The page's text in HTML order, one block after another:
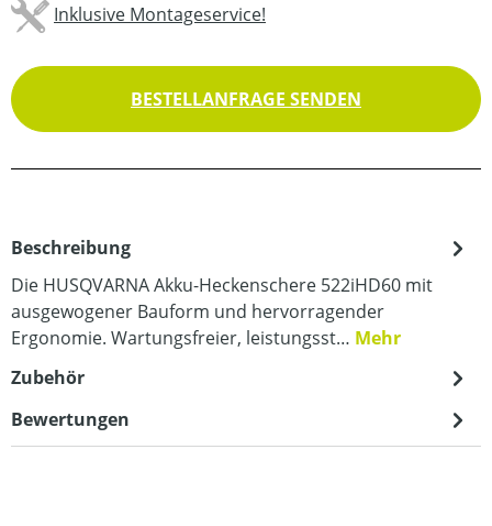
Inklusive Montageservice!
BESTELLANFRAGE SENDEN
Beschreibung
Die HUSQVARNA Akku-Heckenschere 522iHD60 mit
ausgewogener Bauform und hervorragender
Ergonomie. Wartungsfreier, leistungsst… Mehr
Zubehör
Bewertungen